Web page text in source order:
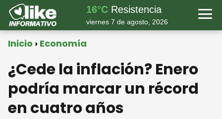
16°CResistencia
viernes 7 de agosto, 2026
Inicio Economía
¿Cede la inflación? Enero
podría marcar un récord
en cuatro años